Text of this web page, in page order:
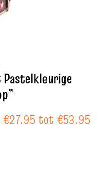
Pastelkleurige
€27.95 tot €53.95